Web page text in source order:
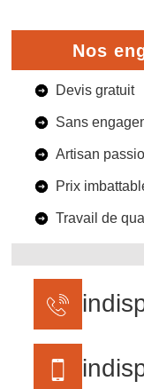
Nos
Devis gratuit
Sans
Artisan
Prix
Travail de